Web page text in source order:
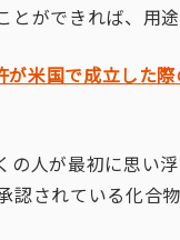
ができれば、用
が米国で成立した
の人が最初に思い
認されている化合